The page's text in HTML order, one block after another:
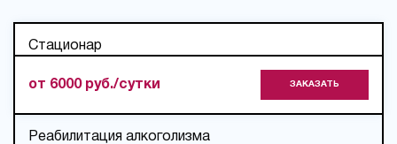
Стационар
от 6000 руб./cутки ЗАКАЗАТЬ
Реабилитация алкоголизма